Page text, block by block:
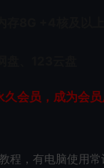
久会员，成为会
程，有电脑使用常